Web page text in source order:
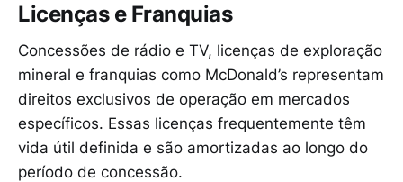
Licenças e Franquias
Concessões de rádio e TV, licenças de exploração
mineral e franquias como McDonald’s representam
direitos exclusivos de operação em mercados
específicos. Essas licenças frequentemente têm
vida útil definida e são amortizadas ao longo do
período de concessão.